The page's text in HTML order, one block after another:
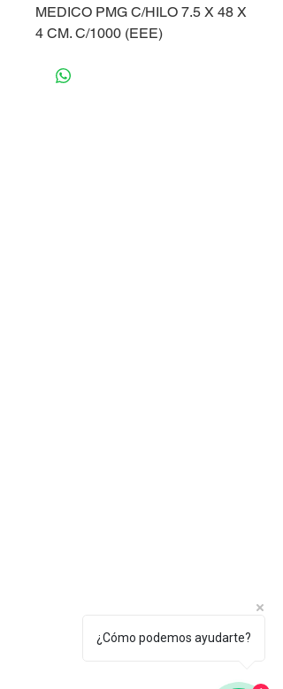
MEDICO PMG C/HILO 7.5 X 48 X
4 CM. C/1000 (EEE)
¿Cómo podemos ayudarte?